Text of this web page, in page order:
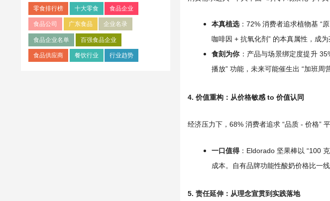
零食排行榜 十大零食 食品企业
食品公司 广东食品 企业名录
食品企业名单 百强食品企业
食品供应商 餐饮行业 行业趋势
本真植选：72% 消费者追求植物基 “
咖啡因 + 抗氧化剂” 的本真属性，成为
食刻为你：产品与场景绑定度提升
播放” 功能，未来可能催生出 “加班周
4. 价值重构：从价格敏感 to 价值认同
经济压力下，68% 消费者追求 “品质 - 价格”
一口值得：Eldorado 坚果棒以 “100
成本。自有品牌功能性酸奶价格比一
5. 责任延伸：从理念宣贯到实践落地